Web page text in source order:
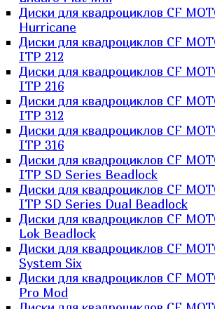
Диски для квадроциклов CF
Hurricane
Диски для квадроциклов CF
ITP 212
Диски для квадроциклов CF
ITP 216
Диски для квадроциклов CF
ITP 312
Диски для квадроциклов CF
ITP 316
Диски для квадроциклов CF
ITP SD Series Beadlock
Диски для квадроциклов CF
ITP SD Series Dual Beadlock
Диски для квадроциклов CF
Lok Beadlock
Диски для квадроциклов CF
System Six
Диски для квадроциклов CF
Pro Mod